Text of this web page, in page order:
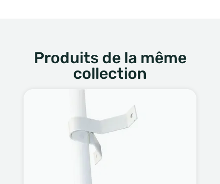
Produits de la même
collection